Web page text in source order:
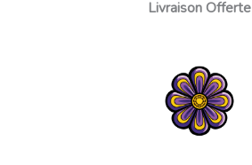
Livraison Offerte